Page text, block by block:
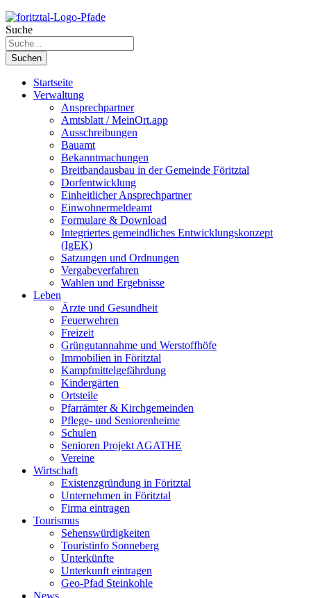
Suche
Suchen
Startseite
Verwaltung
Ansprechpartner
Amtsblatt / MeinOrt.app
Ausschreibungen
Bauamt
Bekanntmachungen
Breitbandausbau in der Gemeinde Föritztal
Dorfentwicklung
Einheitlicher Ansprechpartner
Einwohnermeldeamt
Formulare & Download
Integriertes gemeindliches Entwicklungskonzept
(IgEK)
Satzungen und Ordnungen
Vergabeverfahren
Wahlen und Ergebnisse
Leben
Ärzte und Gesundheit
Feuerwehren
Freizeit
Grüngutannahme und Werstoffhöfe
Immobilien in Föritztal
Kampfmittelgefährdung
Kindergärten
Ortsteile
Pfarrämter & Kirchgemeinden
Pflege- und Seniorenheime
Schulen
Senioren Projekt AGATHE
Vereine
Wirtschaft
Existenzgründung in Föritztal
Unternehmen in Föritztal
Firma eintragen
Tourismus
Sehenswürdigkeiten
Touristinfo Sonneberg
Unterkünfte
Unterkunft eintragen
Geo-Pfad Steinkohle
News